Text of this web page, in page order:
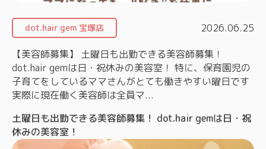
dot.hair gem 宝塚店 2026.06.25
【美容師募集】 土曜日も出勤できる美容師募集！
dot.hair gemは日・祝休みの美容室！ 特に、保育園児の
子育てをしているママさんがとても働きやすい曜日です
実際に現在働く美容師は全員マ...
土曜日も出勤できる美容師募集！ dot.hair gemは日・祝
休みの美容室！